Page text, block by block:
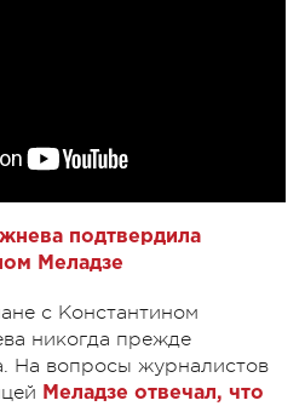
подтвердила
Меладзе
с Константином
никогда прежде
На вопросы журналистов
Меладзе отвечал, что